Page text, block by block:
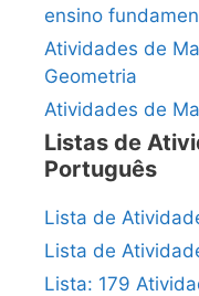
ensino
Atividades de
Geometria
Atividades de
Listas de
Português
Lista de
Lista de
Lista: 179